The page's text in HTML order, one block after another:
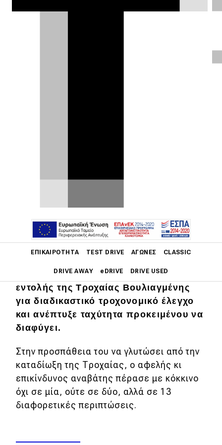
ΕΠΙΚΑΙΡΌΤΗΤΑ TEST DRIVE ΑΓΏΝΕΣ CLASSIC
DRIVE AWAY eDRIVE DRIVE USED
Main navigation
Επικαιρότητα
Νέα μοντέλα
Πρωτότυπα
Ελλάδα
Κόσμος
Τεχνολογία
Αγορά
επιβεβαιώνει τουλάχιστον 13
μοτοσικλέτας, δεν σταμάτησε κατόπιν
εντολής της Τροχαίας Βουλιαγμένης
για διαδικαστικό τροχονομικό έλεγχο
και ανέπτυξε ταχύτητα προκειμένου να
διαφύγει.
Στην προσπάθεια του να γλυτώσει από την
καταδίωξη της Τροχαίας, ο αφελής κι
επικίνδυνος αναβάτης πέρασε με κόκκινο
όχι σε μία, ούτε σε δύο, αλλά σε 13
διαφορετικές περιπτώσεις.